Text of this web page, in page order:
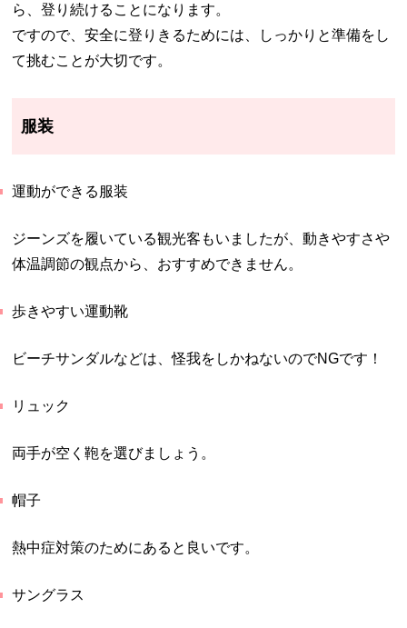
ら、登り続けることになります。
ですので、安全に登りきるためには、しっかりと準備をし
て挑むことが大切です。
服装
運動ができる服装
ジーンズを履いている観光客もいましたが、動きやすさや
体温調節の観点から、おすすめできません。
歩きやすい運動靴
ビーチサンダルなどは、怪我をしかねないのでNGです！
リュック
両手が空く鞄を選びましょう。
帽子
熱中症対策のためにあると良いです。
サングラス